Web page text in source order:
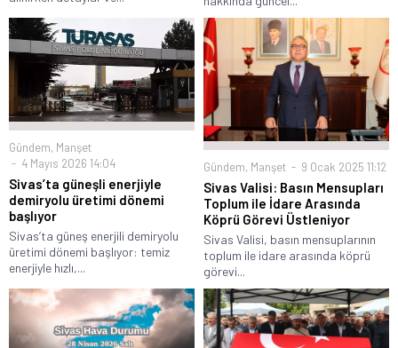
Gündem, Manşet
4 Mayıs 2026 14:04
Sivas’ta güneşli enerjiyle
demiryolu üretimi dönemi
başlıyor
Sivas’ta güneş enerjili demiryolu
üretimi dönemi başlıyor: temiz
enerjiyle hızlı,...
Gündem, Manşet 9 Ocak 2025 11:12
Sivas Valisi: Basın Mensupları
Toplum ile İdare Arasında
Köprü Görevi Üstleniyor
Sivas Valisi, basın mensuplarının
toplum ile idare arasında köprü
görevi...